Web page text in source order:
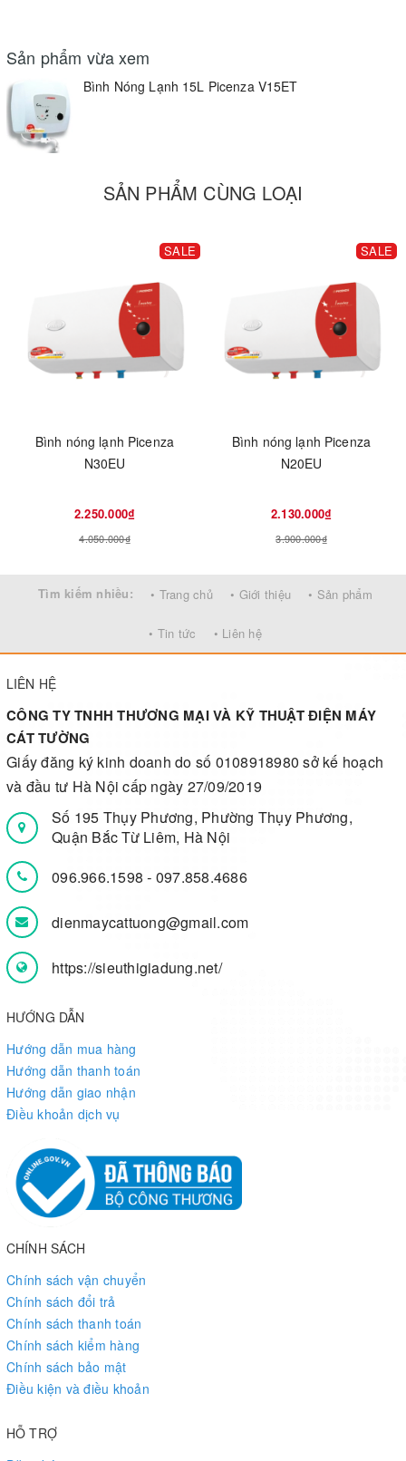
Sản phẩm vừa xem
Bình Nóng Lạnh 15L Picenza V15ET
SẢN PHẨM CÙNG LOẠI
SALE
Bình nóng lạnh Picenza
N30EU
2.250.000₫
4.050.000₫
SALE
Bình nóng lạnh Picenza
N20EU
2.130.000₫
3.900.000₫
Tìm kiếm nhiều: • Trang chủ • Giới thiệu • Sản phẩm
• Tin tức • Liên hệ
LIÊN HỆ
CÔNG TY TNHH THƯƠNG MẠI VÀ KỸ THUẬT ĐIỆN MÁY
CÁT TƯỜNG
Giấy đăng ký kinh doanh do số 0108918980 sở kế hoạch
và đầu tư Hà Nội cấp ngày 27/09/2019
Số 195 Thụy Phương, Phường Thụy Phương,
Quận Bắc Từ Liêm, Hà Nội
096.966.1598- 097.858.4686
dienmaycattuong@gmail.com
https://sieuthigiadung.net/
HƯỚNG DẪN
Hướng dẫn mua hàng
Hướng dẫn thanh toán
Hướng dẫn giao nhận
Điều khoản dịch vụ
CHÍNH SÁCH
Chính sách vận chuyển
Chính sách đổi trả
Chính sách thanh toán
Chính sách kiểm hàng
Chính sách bảo mật
Điều kiện và điều khoản
HỖ TRỢ